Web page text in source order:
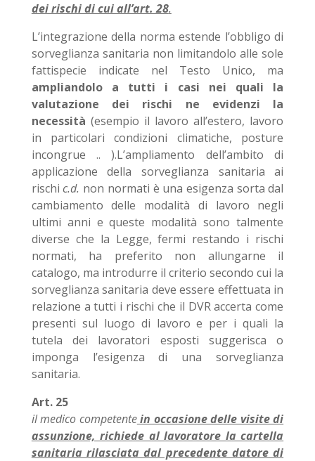
dei rischi di cui all’art. 28.
L’integrazione della norma estende l’obbligo di
sorveglianza sanitaria non limitandolo alle sole
fattispecie indicate nel Testo Unico, ma
ampliandolo a tutti i casi nei quali la
valutazione dei rischi ne evidenzi la
necessità (esempio il lavoro all’estero, lavoro
in particolari condizioni climatiche, posture
incongrue .. ).L’ampliamento dell’ambito di
applicazione della sorveglianza sanitaria ai
rischic.d. non normati è una esigenza sorta dal
cambiamento delle modalità di lavoro negli
ultimi anni e queste modalità sono talmente
diverse che la Legge, fermi restando i rischi
normati, ha preferito non allungarne il
catalogo, ma introdurre il criterio secondo cui la
sorveglianza sanitaria deve essere effettuata in
relazione a tutti i rischi che il DVR accerta come
presenti sul luogo di lavoro e per i quali la
tutela dei lavoratori esposti suggerisca o
imponga l’esigenza di una sorveglianza
sanitaria.
Art. 25
il medico competentein occasione delle visite di
assunzione, richiede al lavoratore la cartella
sanitaria rilasciata dal precedente datore di